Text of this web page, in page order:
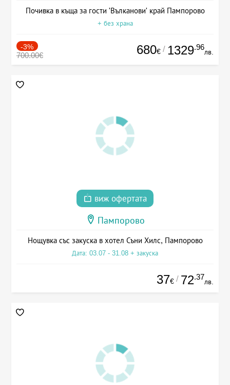
Почивка в къща за гости 'Вълканови' край Пампорово
+ без храна
-3%
700.00€ 680€ / 1329.96
лв.
виж офертата
Пампорово
Нощувка със закуска в хотел Съни Хилс, Пампорово
Дата: 03.07 - 31.08 + закуска
37€ / 72.37
лв.